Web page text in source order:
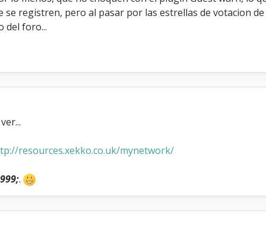
o
registren, pero al pasar por las estrellas de votacion
del foro...
resources.xekko.co.uk/mynetwork/
.